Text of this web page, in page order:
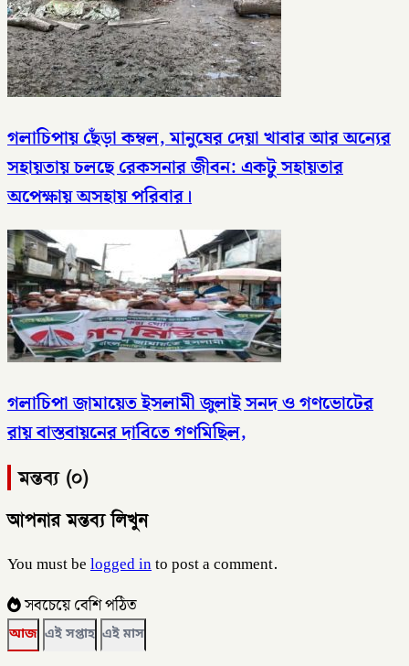
গলাচিপায় ছেঁড়া কম্বল, মানুষের দেয়া খাবার আর অন্যের
সহায়তায় চলছে রেকসনার জীবন: একটু সহায়তার
অপেক্ষায় অসহায় পরিবার।
গলাচিপা জামায়েত ইসলামী জুলাই সনদ ও গণভোটের
রায় বাস্তবায়নের দাবিতে গণমিছিল,
মন্তব্য (০)
আপনার মন্তব্য লিখুন
You must belogged into post a comment.
সবচেয়ে বেশি পঠিত
আজ এই সপ্তাহ এই মাস